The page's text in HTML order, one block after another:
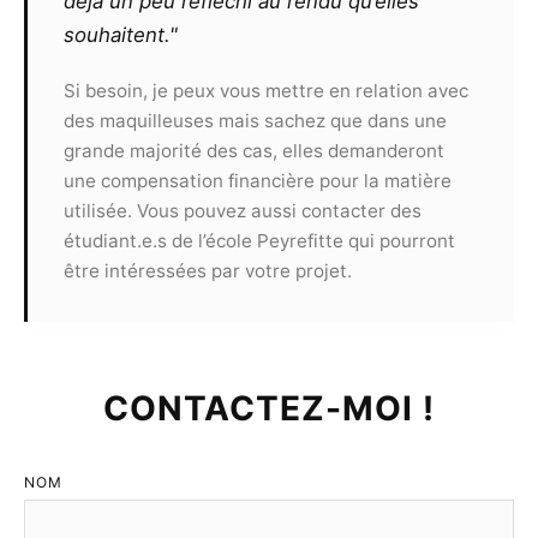
par le modèle suite à la présentation de clichés
Toute utilisation commerciale des
photographies devra faire l’objet d’un nouveau
contrat et ne pourra pas s’effectuer sans
l’accord des deux parties.
Article 9
Le présent contrat est valable, sans limite de
LE PHOTOGRAPHE :Devra respecter sans le
souhaitent."
Si besoin, je peux vous mettre en relation avec
des maquilleuses mais sachez que dans une
grande majorité des cas, elles demanderont
une compensation financière pour la matière
utilisée. Vous pouvez aussi contacter des
étudiant.e.s de l’école Peyrefitte qui pourront
être intéressées par votre projet.
CONTACTEZ-MOI !
NOM